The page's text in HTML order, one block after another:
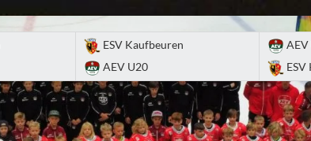
ESV Kaufbeuren
AEV U20
AEV
ESV